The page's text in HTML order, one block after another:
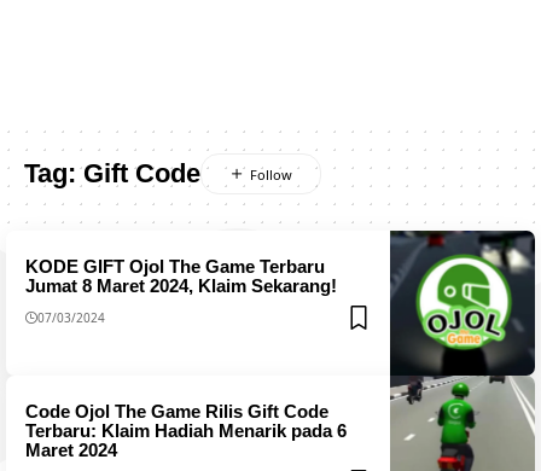
Tag:Gift Code
KODE GIFT Ojol The Game Terbaru
Jumat 8 Maret 2024, Klaim Sekarang!
07/03/2024
Code Ojol The Game Rilis Gift Code
Terbaru: Klaim Hadiah Menarik pada 6
Maret 2024